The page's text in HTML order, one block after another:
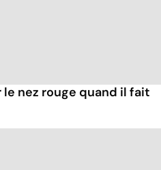
nez rouge quand il fait